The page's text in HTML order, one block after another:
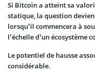
Si Bitcoin a atteint sa
statique, la question
lorsqu’il commencera à
l’échelle d’un écosystème
Le potentiel de hausse
considérable.